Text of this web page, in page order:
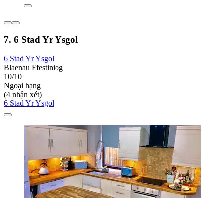
7. 6 Stad Yr Ysgol
6 Stad Yr Ysgol
Blaenau Ffestiniog
10/10
Ngoại hạng
(4 nhận xét)
6 Stad Yr Ysgol